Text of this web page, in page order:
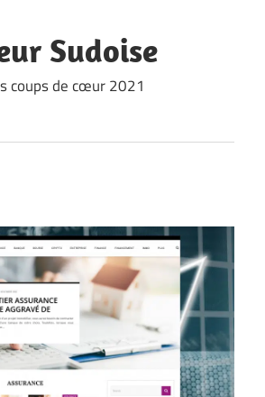
Sudoise
coups de cœur 2021